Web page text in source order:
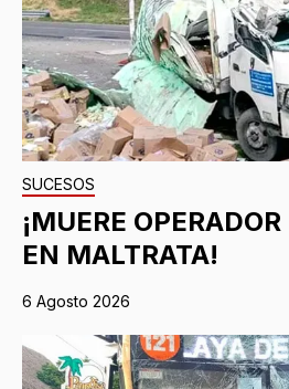
SUCESOS
¡MUERE
EN MALTRATA!
6 Agosto 2026